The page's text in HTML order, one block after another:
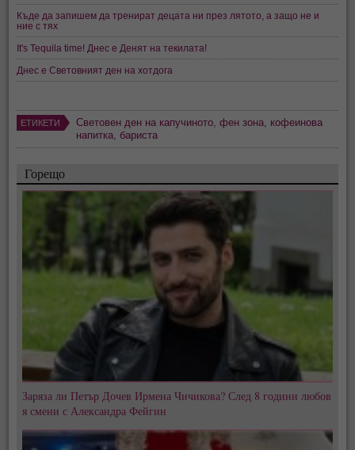
Къде да запишем да тренират децата ни през лятото, а защо не и
ние с тях
It's Tequila time! Днес е Денят на текилата!
Днес е Световният ден на хотдога
ЕТИКЕТИ Световен ден на капучиното,фен зона, кофеинова
напитка, бариста
Горещо
Заряза ли Петър Дочев Ирмена Чичикова? След 8 години любов
я смени с Александра Фейгин